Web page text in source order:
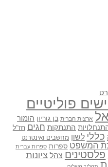
פוליטיים
ארצות הברית בן גוריון הומור
התנתקות חגים חז"ל
כללי לשון מחשבים ואינטרנט
המשפט ספרות ספרות עברית
פלסטינים צהל ציונות